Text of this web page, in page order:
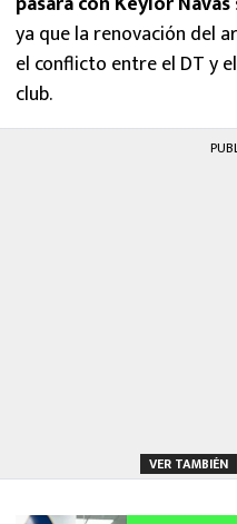
ya que la renovación del
el conflicto entre el DT y
club.
VER TAMBIÉN